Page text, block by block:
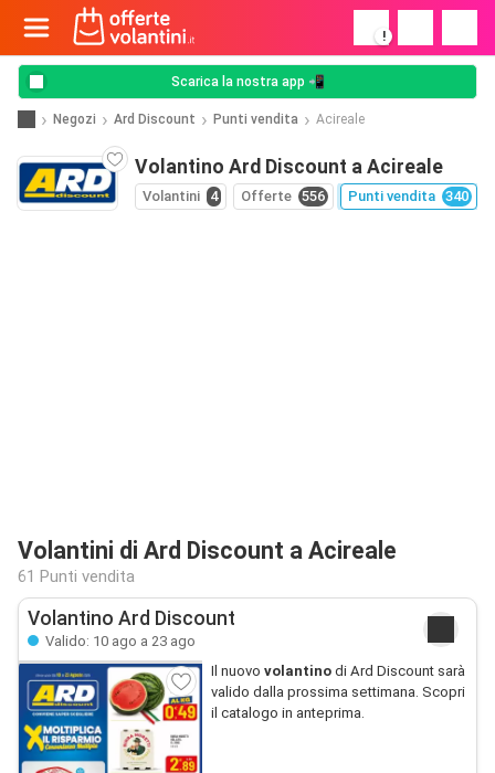
!
Scarica la nostra app 📲
Negozi Ard Discount Punti vendita Acireale
Volantino Ard Discount a Acireale
Volantini 4 Offerte 556 Punti vendita 340
Volantini di Ard Discount a Acireale
61 Punti vendita
Volantino Ard Discount
Valido: 10 ago a 23 ago
Il nuovo volantinodi Ard Discount sarà
valido dalla prossima settimana. Scopri
il catalogo in anteprima.